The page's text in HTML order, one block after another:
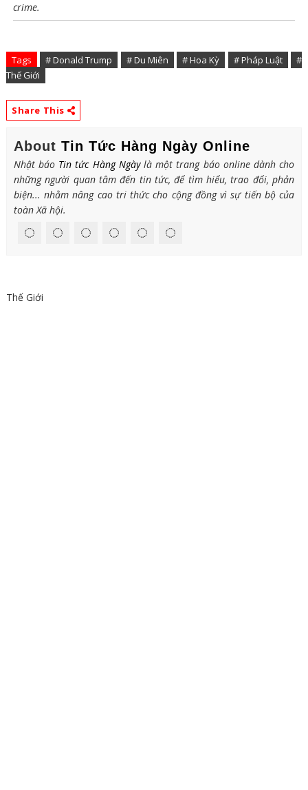
crime.
Tags # Donald Trump # Du Miên # Hoa Kỳ # Pháp Luật
#
Thế Giới
Share This
About Tin Tức Hàng Ngày Online
Nhật báo Tin tức Hàng Ngàylà một trang báo online dành cho
những người quan tâm đến tin tức, để tìm hiểu, trao đổi, phản
biện... nhằm nâng cao tri thức cho cộng đồng vì sự tiến bộ của
toàn Xã hội.
Thế Giới